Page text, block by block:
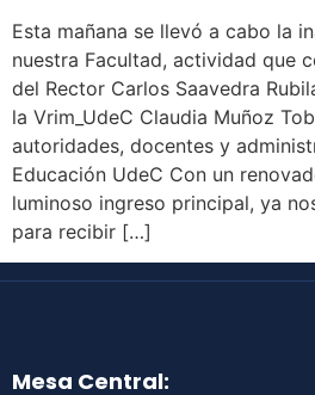
Esta mañana se llevó a cabo la
nuestra Facultad, actividad que
del Rector Carlos Saavedra
la Vrim_UdeC Claudia Muñoz
autoridades, docentes y
Educación UdeC Con un
luminoso ingreso principal, ya
para recibir […]
Mesa Central: